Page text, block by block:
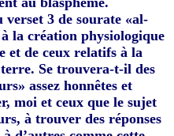
verset 3 de sourate «al-
la création physiologique
et de ceux relatifs à la
Se trouvera-t-il des
assez honnêtes et
moi et ceux que le sujet
à trouver des réponses